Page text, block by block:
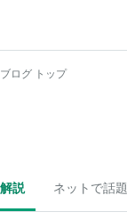
ログ トップ
説 ネットで話題